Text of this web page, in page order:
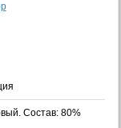
Состав: 80%